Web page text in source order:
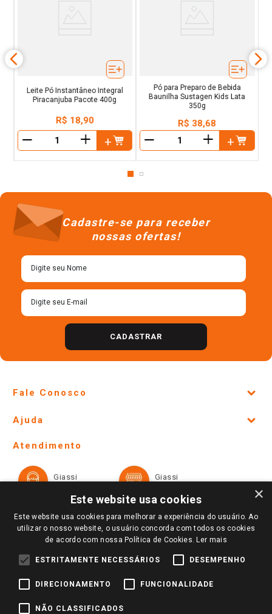
Leite Pó Instantâneo Integral
Piracanjuba Pacote 400g
R$ 18,90
＋
Pó para Preparo de Bebida
Baunilha Sustagen Kids Lata
350g
R$ 38,68
＋
Cadastre-se para receber
nossas ofertas!
CADASTRAR
Fale Conosco
Lojas Físicas e Horários
Ofertas
Televendas
Notícias
Perguntas frequentes
Identidade Visual
Ajuda
Formas de Pagamento
Trocas e Devoluções
Atendimento
Giassi
Giassi
Redes Sociais
Pagamento e Segurança
×
Este website usa cookies
Este website usa cookies para melhorar a experiência do usuário. Ao
utilizar o nosso website, o usuário concorda com todos os cookies
de acordo com nossa Política de Cookies. Ler mais
ESTRITAMENTE NECESSÁRIOS DESEMPENHO
DIRECIONAMENTO FUNCIONALIDADE
NÃO CLASSIFICADOS